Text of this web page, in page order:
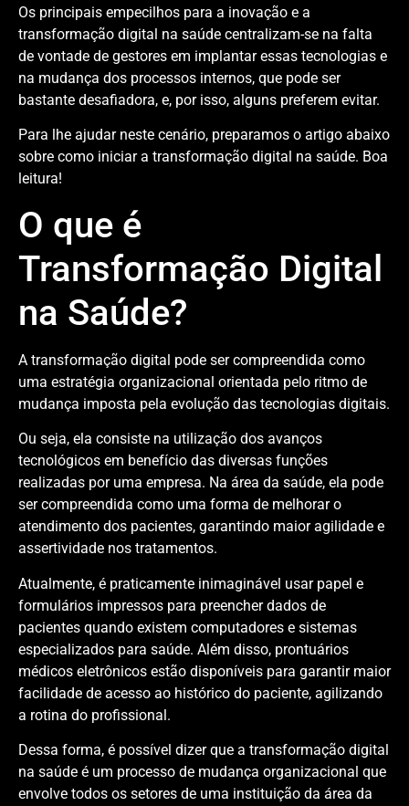
Os principais empecilhos para a inovação e a
transformação digital na saúde centralizam-se na falta
de vontade de gestores em implantar essas tecnologias e
na mudança dos processos internos, que pode ser
bastante desafiadora, e, por isso, alguns preferem evitar.
Para lhe ajudar neste cenário, preparamos o artigo abaixo
sobre como iniciar a transformação digital na saúde. Boa
leitura!
O que é
Transformação Digital
na Saúde?
A transformação digital pode ser compreendida como
uma estratégia organizacional orientada pelo ritmo de
mudança imposta pela evolução das tecnologias digitais.
Ou seja, ela consiste na utilização dos avanços
tecnológicos em benefício das diversas funções
realizadas por uma empresa. Na área da saúde, ela pode
ser compreendida como uma forma de melhorar o
atendimento dos pacientes, garantindo maior agilidade e
assertividade nos tratamentos.
Atualmente, é praticamente inimaginável usar papel e
formulários impressos para preencher dados de
pacientes quando existem computadores e sistemas
especializados para saúde. Além disso, prontuários
médicos eletrônicos estão disponíveis para garantir maior
facilidade de acesso ao histórico do paciente, agilizando
a rotina do profissional.
Dessa forma, é possível dizer que a transformação digital
na saúde é um processo de mudança organizacional que
envolve todos os setores de uma instituição da área da